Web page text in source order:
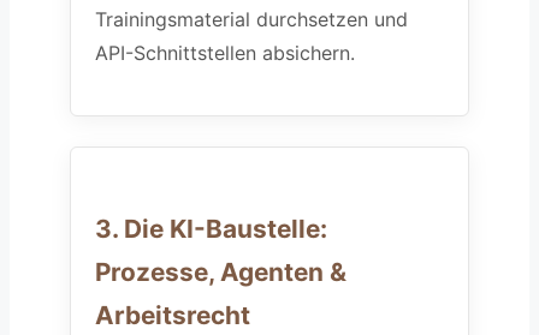
Trainingsmaterial durchsetzen und
API-Schnittstellen absichern.
3. Die KI-Baustelle:
Prozesse, Agenten &
Arbeitsrecht